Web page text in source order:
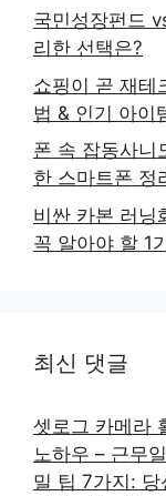
국민성장펀드
리한 선택은?
쇼핑이 곧 재테
법 & 인기 아이
폰 속 잡동사니
한 스마트폰 정
비싼 카본 러닝
꼭 알아야 할 1
최신 댓글
셋로그 카메라
노하우 – 근무
밀 팁 7가지: